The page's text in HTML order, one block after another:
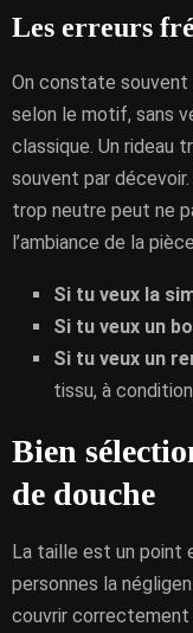
Les erreurs
On constate souvent
selon le motif, sans
classique. Un rideau
souvent par
trop neutre peut ne
l’ambiance de la
Si tu veux la
Si tu veux un
Si tu veux un
tissu, à
Bien
de douche
La taille est un point
personnes la
couvrir correctement